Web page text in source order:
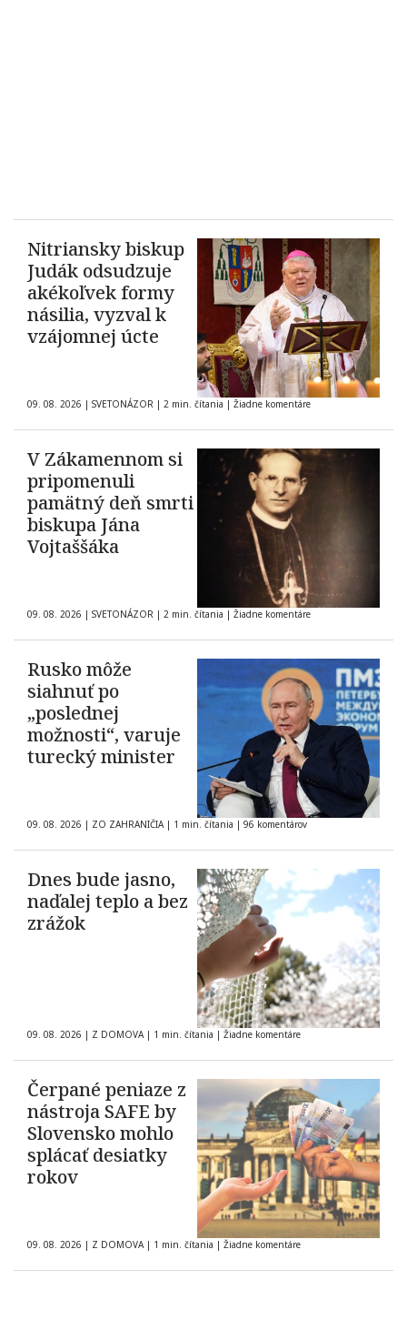
Nitriansky biskup
Judák odsudzuje
akékoľvek formy
násilia, vyzval k
vzájomnej úcte
09. 08. 2026 | SVETONÁZOR | 2 min. čítania | Žiadne komentáre
V Zákamennom si
pripomenuli
pamätný deň smrti
biskupa Jána
Vojtaššáka
09. 08. 2026 | SVETONÁZOR | 2 min. čítania | Žiadne komentáre
Rusko môže
siahnuť po
„poslednej
možnosti“, varuje
turecký minister
09. 08. 2026 | ZO ZAHRANIČIA | 1 min. čítania | 96 komentárov
Dnes bude jasno,
naďalej teplo a bez
zrážok
09. 08. 2026 | Z DOMOVA | 1 min. čítania | Žiadne komentáre
Čerpané peniaze z
nástroja SAFE by
Slovensko mohlo
splácať desiatky
rokov
09. 08. 2026 | Z DOMOVA | 1 min. čítania | Žiadne komentáre